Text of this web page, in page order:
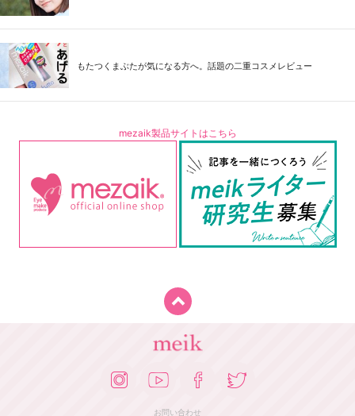
もたつくまぶたが気になる方へ。話題の二重コスメレビュー
mezaik製品サイトはこちら
お問い合わせ